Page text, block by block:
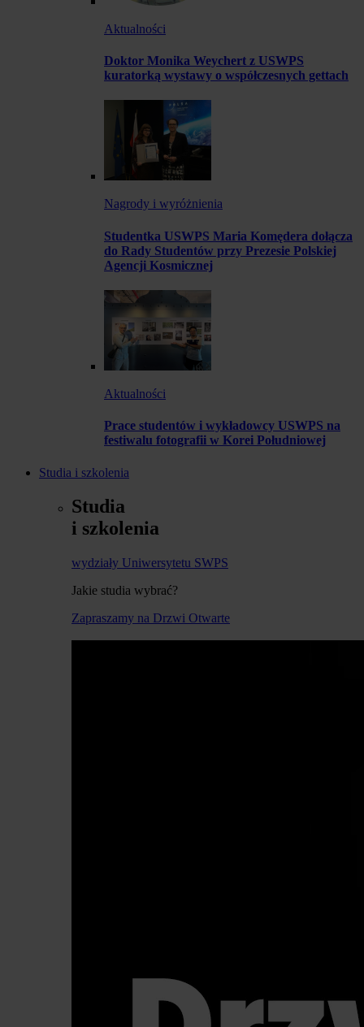
Aktualności
Doktor Monika Weychert z USWPS
kuratorką wystawy o współczesnych gettach
Nagrody i wyróżnienia
Studentka USWPS Maria Komędera dołącza
do Rady Studentów przy Prezesie Polskiej
Agencji Kosmicznej
Aktualności
Prace studentów i wykładowcy USWPS na
festiwalu fotografii w Korei Południowej
Studia i szkolenia
Studia
i szkolenia
wydziały Uniwersytetu SWPS
Jakie studia wybrać?
Zapraszamy na Drzwi Otwarte